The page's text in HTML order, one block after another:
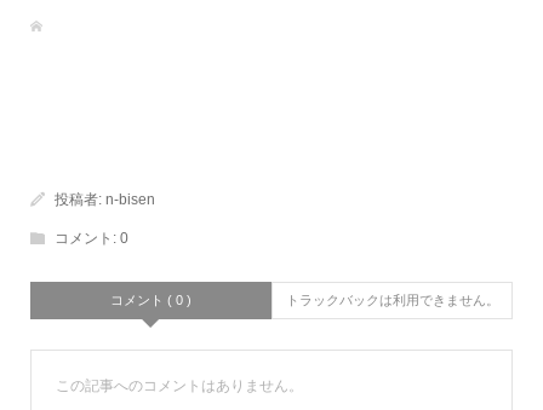
投稿者: n-bisen
コメント: 0
コメント ( 0 ) トラックバックは利用できません。
この記事へのコメントはありません。